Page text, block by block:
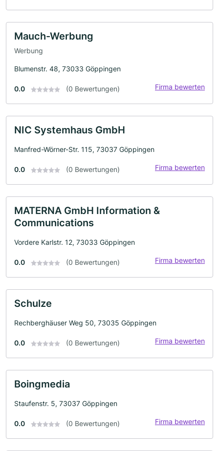
Mauch-Werbung
Werbung
Blumenstr. 48, 73033 Göppingen
0.0 (0 Bewertungen) Firma bewerten
NIC Systemhaus GmbH
Manfred-Wörner-Str. 115, 73037 Göppingen
0.0 (0 Bewertungen) Firma bewerten
MATERNA GmbH Information &
Communications
Vordere Karlstr. 12, 73033 Göppingen
0.0 (0 Bewertungen) Firma bewerten
Schulze
Rechberghäuser Weg 50, 73035 Göppingen
0.0 (0 Bewertungen) Firma bewerten
Boingmedia
Staufenstr. 5, 73037 Göppingen
0.0 (0 Bewertungen) Firma bewerten